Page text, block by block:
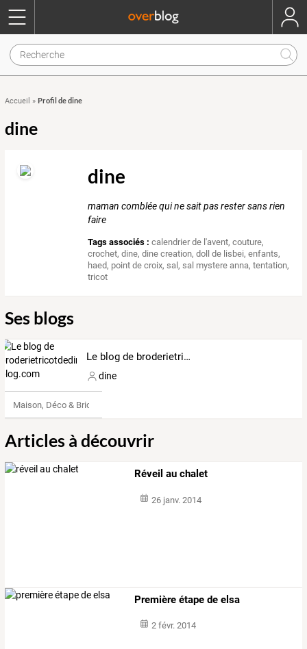
Accueil » Profil de dine
dine
dine
maman comblée qui ne sait pas rester sans rien
faire
Tags associés : calendrier de l'avent,couture,
crochet,dine,dine creation,doll de lisbei,enfants,
haed, point de croix,sal,sal mystere anna,tentation,
tricot
Ses blogs
Le blog de broderietricotdedine.over-blog.com
dine
Maison, Déco & Bricolage
Articles à découvrir
Réveil au chalet
26 janv. 2014
Première étape de elsa
2 févr. 2014